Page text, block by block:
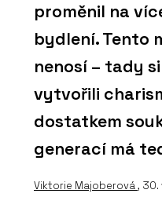
proměnil na
bydlení. Tento
nenosí – tady
vytvořili
dostatkem
generací má
Viktorie Majoberová, 30.